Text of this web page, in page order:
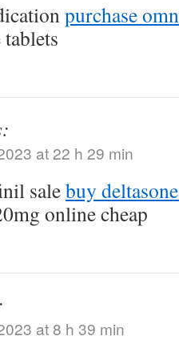
purchase
at 22 h 29 min
salebuy
online cheap
at 8 h 39 min